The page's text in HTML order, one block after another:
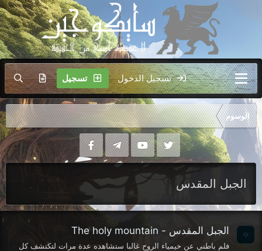
تسجيل الدخول تسجيل
الوسوم
الجبل المقدس
الجبل المقدس - The holy mountain
فلم باطني عن خيمياء الروح غالبا ستشاهده عدة مرات لتكتشف كل